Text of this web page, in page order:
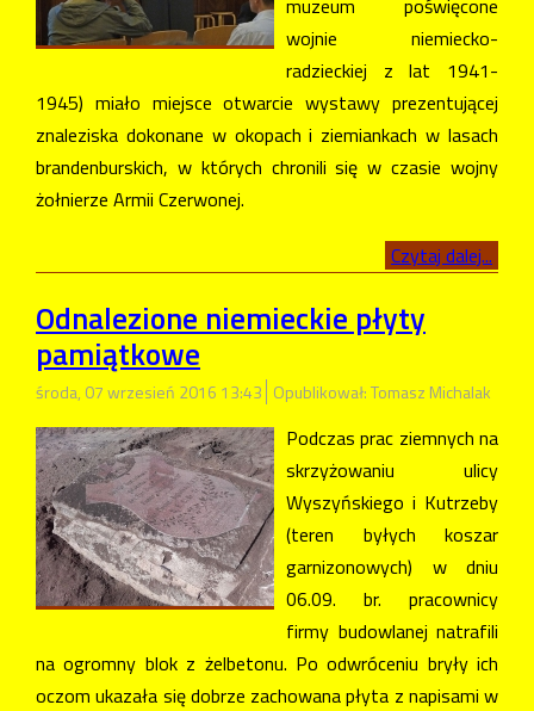
muzeum poświęcone
wojnie niemiecko-
radzieckiej z lat 1941-
1945) miało miejsce otwarcie wystawy prezentującej
znaleziska dokonane w okopach i ziemiankach w lasach
brandenburskich, w których chronili się w czasie wojny
żołnierze Armii Czerwonej.
Czytaj dalej...
Odnalezione niemieckie płyty
pamiątkowe
środa, 07 wrzesień 2016 13:43 Opublikował: Tomasz Michalak
Podczas prac ziemnych na
skrzyżowaniu ulicy
Wyszyńskiego i Kutrzeby
(teren byłych koszar
garnizonowych) w dniu
06.09. br. pracownicy
firmy budowlanej natrafili
na ogromny blok z żelbetonu. Po odwróceniu bryły ich
oczom ukazała się dobrze zachowana płyta z napisami w